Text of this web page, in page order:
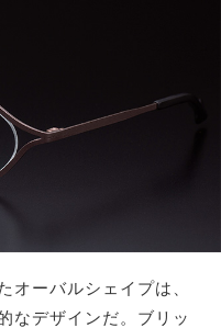
オーバルシェイプは、
なデザインだ。ブリッ